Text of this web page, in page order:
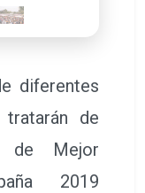
diferentes
tratarán de
de Mejor
2019